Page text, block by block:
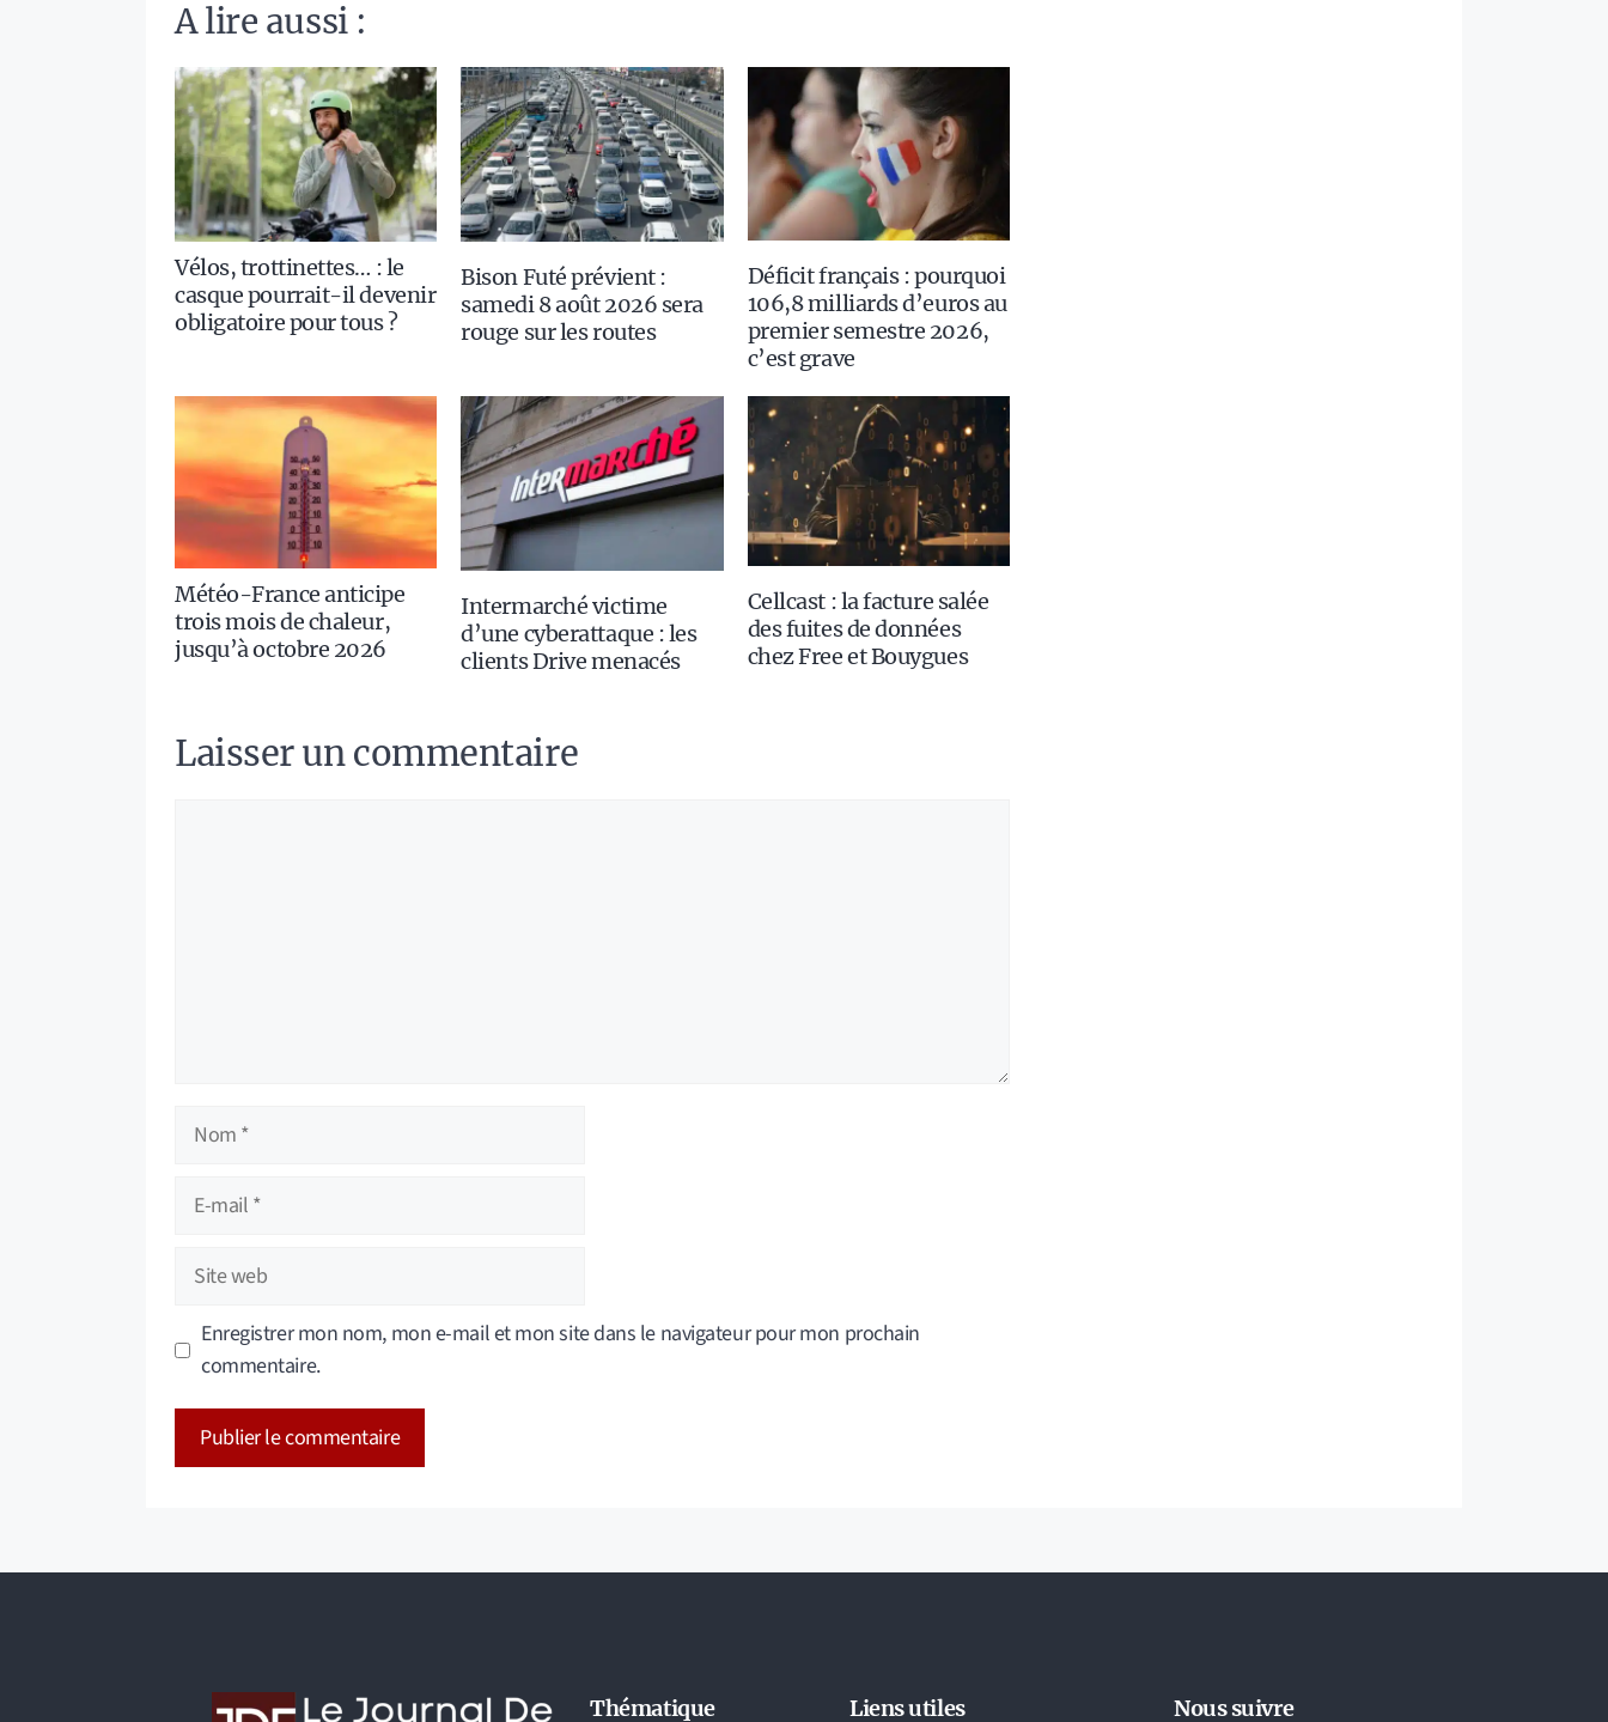
A lire aussi :
Vélos, trottinettes… : le
casque pourrait-il devenir
obligatoire pour tous ?
Bison Futé prévient :
samedi 8 août 2026 sera
rouge sur les routes
Déficit français : pourquoi
106,8 milliards d’euros au
premier semestre 2026,
c’est grave
Météo-France anticipe
trois mois de chaleur,
jusqu’à octobre 2026
Intermarché victime
d’une cyberattaque : les
clients Drive menacés
Cellcast : la facture salée
des fuites de données
chez Free et Bouygues
Laisser un commentaire
Nom
Site
Enregistrer mon nom, mon e-mail et mon site dans le navigateur pour mon prochain
commentaire.
Thématique Liens utiles Nous suivre